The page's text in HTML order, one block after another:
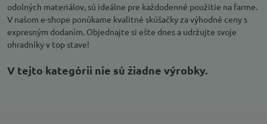
odolných materiálov, sú ideálne pre každodenné použitie na farme.
V našom e-shope ponúkame kvalitné skúšačky za výhodné ceny s
expresným dodaním. Objednajte si ešte dnes a udržujte svoje
ohradníky v top stave!